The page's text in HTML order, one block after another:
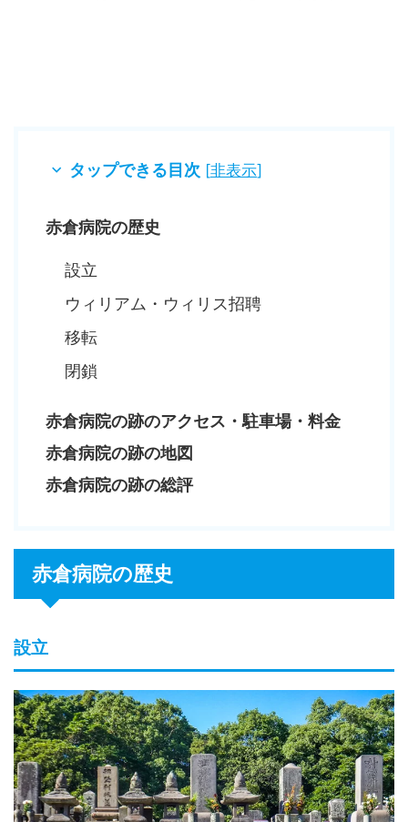
タップできる目次 [非表示]
赤倉病院の歴史
設立
ウィリアム・ウィリス招聘
移転
閉鎖
赤倉病院の跡のアクセス・駐車場・料金
赤倉病院の跡の地図
赤倉病院の跡の総評
赤倉病院の歴史
設立